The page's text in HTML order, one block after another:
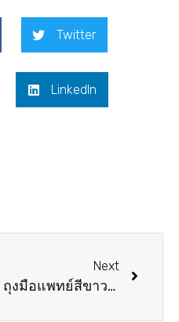
Twitter
LinkedIn
Next
ถุงมือแพทย์สีขาวไม่มีแป้ง